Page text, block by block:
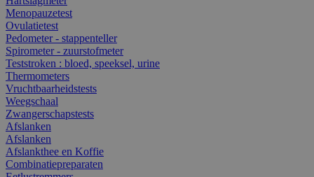
Menopauzetest
Ovulatietest
Pedometer - stappenteller
Spirometer - zuurstofmeter
Teststroken : bloed, speeksel, urine
Thermometers
Vruchtbaarheidstests
Weegschaal
Zwangerschapstests
Afslanken
Afslanken
Afslankthee en Koffie
Combinatiepreparaten